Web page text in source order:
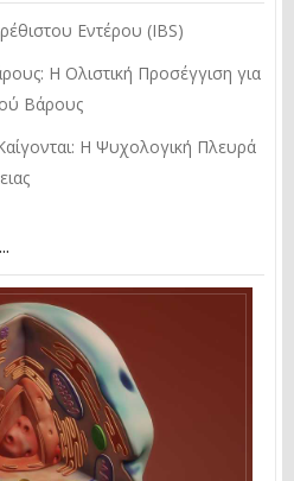
Εντέρου (IBS)
Η Ολιστική Προσέγγιση για
Βάρους
Η Ψυχολογική Πλευρά